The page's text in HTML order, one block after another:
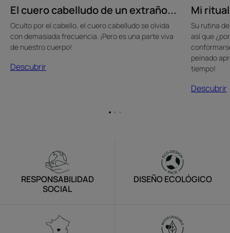
El cuero cabelludo de un extraño...
Oculto por el cabello, el cuero cabelludo se olvida
con demasiada frecuencia. ¡Pero es una parte viva
de nuestro cuerpo!
Descubrir
Mi
Su rutina
así que
peinado
tiempo!
Descubrir
IrIrIr
RESPONSABILIDAD
SOCIAL
DISEÑO ECOLÓGICO